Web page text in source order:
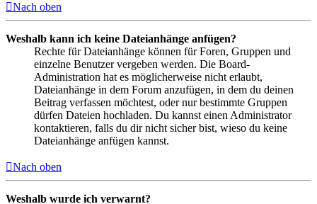
Nach oben
Weshalb kann ich keine Dateianhänge anfügen?
Rechte für Dateianhänge können für Foren, Gruppen und
einzelne Benutzer vergeben werden. Die Board-
Administration hat es möglicherweise nicht erlaubt,
Dateianhänge in dem Forum anzufügen, in dem du deinen
Beitrag verfassen möchtest, oder nur bestimmte Gruppen
dürfen Dateien hochladen. Du kannst einen Administrator
kontaktieren, falls du dir nicht sicher bist, wieso du keine
Dateianhänge anfügen kannst.
Nach oben
Weshalb wurde ich verwarnt?